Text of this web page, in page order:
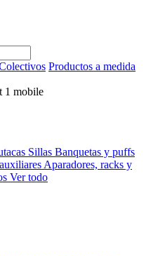
Productos a medida
Sillas Banquetas y puffs
Aparadores, racks y
Ver todo